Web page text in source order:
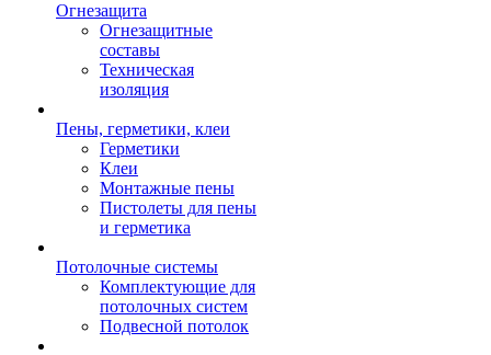
Огнезащита
Огнезащитные
составы
Техническая
изоляция
Пены, герметики, клеи
Герметики
Клеи
Монтажные пены
Пистолеты для пены
и герметика
Потолочные системы
Комплектующие для
потолочных систем
Подвесной потолок